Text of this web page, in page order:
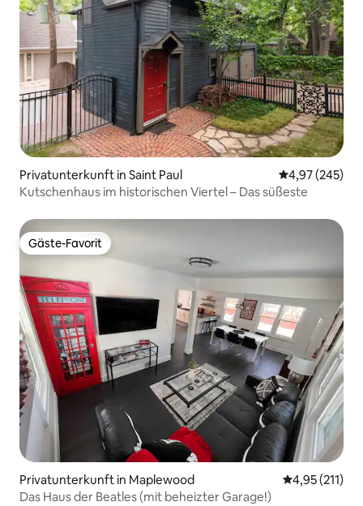
Privatunterkunft in Saint Paul
4,97 (245)
Kutschenhaus im historischen Viertel – Das süßeste
Gäste-Favorit
Gäste-Favorit
Privatunterkunft in Maplewood
4,95 (211)
Das Haus der Beatles (mit beheizter Garage!)